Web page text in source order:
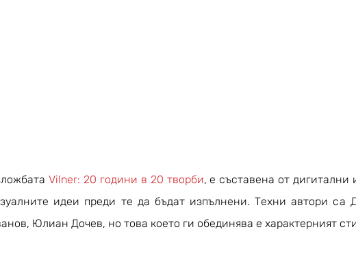
Vilner: 20 години в 20 творби, е съставена от
идеи преди те да бъдат изпълнени. Техни автори са
Юлиан Дочев, но това което ги обединява е характерният